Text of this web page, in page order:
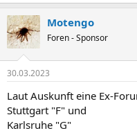
Motengo
Foren - Sponsor
30.03.2023
Laut Auskunft eine Ex-
Stuttgart "F" und
Karlsruhe "G"